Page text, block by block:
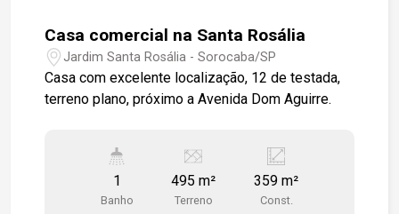
Casa comercial na Santa Rosália
Jardim Santa Rosália - Sorocaba/SP
Casa com excelente localização, 12 de testada,
terreno plano, próximo a Avenida Dom Aguirre.
1
Banho
495 m²
Terreno
359 m²
Const.